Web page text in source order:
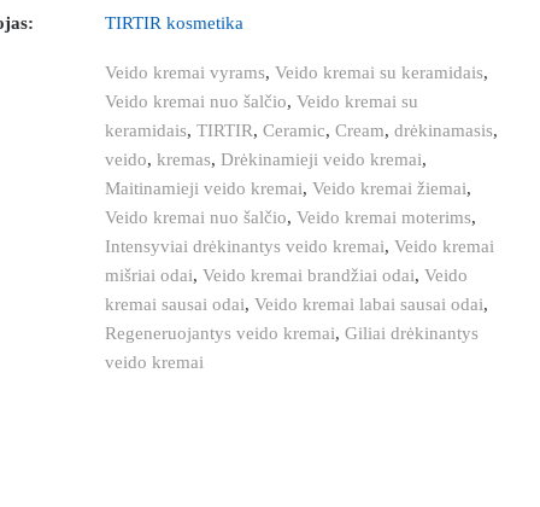
TIRTIR kosmetika
Veido kremai vyrams, Veido kremai su keramidais,
Veido kremai nuo šalčio, Veido kremai su
keramidais, TIRTIR, Ceramic, Cream, drėkinamasis,
veido, kremas, Drėkinamieji veido kremai,
Maitinamieji veido kremai, Veido kremai žiemai,
Veido kremai nuo šalčio, Veido kremai moterims,
Intensyviai drėkinantys veido kremai, Veido kremai
mišriai odai, Veido kremai brandžiai odai, Veido
kremai sausai odai, Veido kremai labai sausai odai,
Regeneruojantys veido kremai, Giliai drėkinantys
veido kremai